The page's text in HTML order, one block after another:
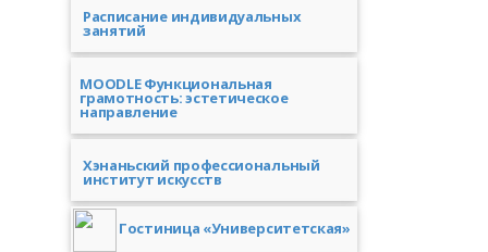
Расписание индивидуальных
занятий
MOODLE Функциональная
грамотность: эстетическое
направление
Хэнаньский профессиональный
институт искусств
Гостиница «Университетская»